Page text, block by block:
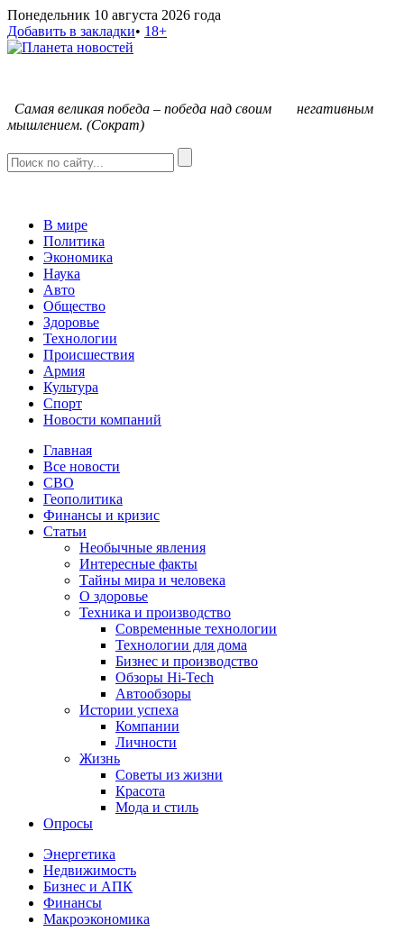
Понедельник 10 августа 2026 года
Добавить в закладки• 18+
Самая великая победа – победа над своим негативным
мышлением. (Сократ)
В мире
Политика
Экономика
Наука
Авто
Общество
Здоровье
Технологии
Происшествия
Армия
Культура
Спорт
Новости компаний
Главная
Все новости
СВО
Геополитика
Финансы и кризис
Статьи
Необычные явления
Интересные факты
Тайны мира и человека
О здоровье
Техника и производство
Современные технологии
Технологии для дома
Бизнес и производство
Обзоры Hi-Tech
Автообзоры
Истории успеха
Компании
Личности
Жизнь
Советы из жизни
Красота
Мода и стиль
Опросы
Энергетика
Недвижимость
Бизнес и АПК
Финансы
Макроэкономика